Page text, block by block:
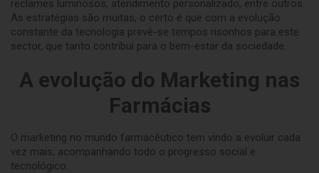
reclames luminosos, atendimento personalizado, entre outros.
As estratégias são muitas, o certo é que com a evolução
constante da tecnologia prevê-se tempos risonhos para este
sector, que tanto contribui para o bem-estar da sociedade.
A evolução do Marketing nas
Farmácias
O marketing no mundo farmacêutico tem vindo a evoluir cada
vez mais, acompanhando todo o progresso social e
tecnológico.